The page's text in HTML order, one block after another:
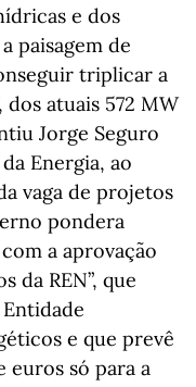
e dos
paisagem de
triplicar a
dos atuais 572 MW
Jorge Seguro
Energia, ao
vaga de projetos
pondera
a aprovação
da REN”, que
e que prevê
euros só para a